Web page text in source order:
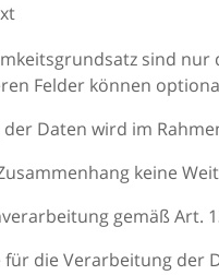
sind
Felder können
Daten wird im
keine
gemäß Art.
die Verarbeitung der